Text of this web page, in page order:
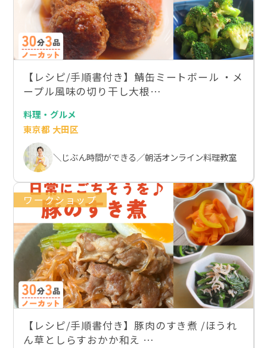
【レシピ/手順書付き】鯖缶ミートボール ・メ
ープル風味の切り干し大根…
料理・グルメ
東京都 大田区
＼じぶん時間ができる／朝活オンライン料理教室
ワークショップ
【レシピ/手順書付き】豚肉のすき煮 /ほうれ
ん草としらすおかか和え …